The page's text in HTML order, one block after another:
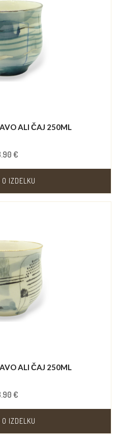
ALI ČAJ 250ML
€
O IZDELKU
ALI ČAJ 250ML
€
O IZDELKU